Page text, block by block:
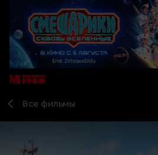
Все фильмы